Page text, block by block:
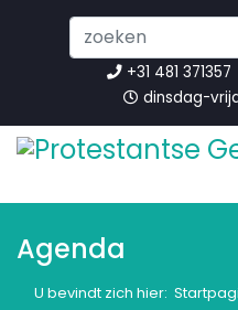
+31 481 371357
dinsdag-
Agenda
U bevindt zich hier: